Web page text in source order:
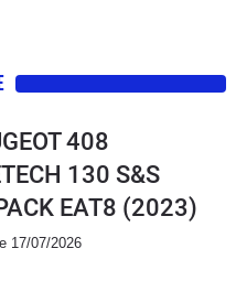
408
130 S&S
EAT8 (2023)
le 17/07/2026